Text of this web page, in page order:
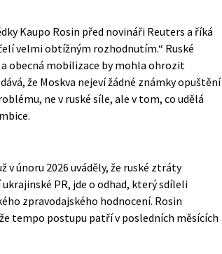
Kaupo Rosin před novináři Reuters a říká
velmi obtížným rozhodnutím.“ Ruské
obecná mobilizace by mohla ohrozit
že Moskva nejeví žádné známky opuštění
ne v ruské síle, ale v tom, co udělá
únoru 2026 uváděly, že ruské ztráty
PR, jde o odhad, který sdíleli
zpravodajského hodnocení. Rosin
tempo postupu patří v posledních měsících